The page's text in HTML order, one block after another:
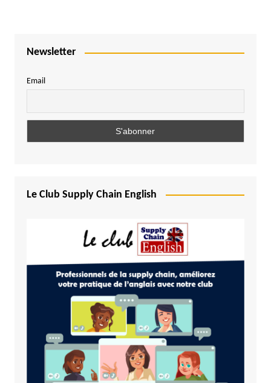
Newsletter
Email
Le Club Supply Chain English